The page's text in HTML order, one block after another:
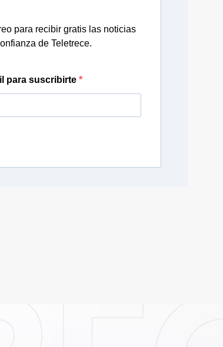
para recibir gratis las noticias
de Teletrece.
para suscribirte